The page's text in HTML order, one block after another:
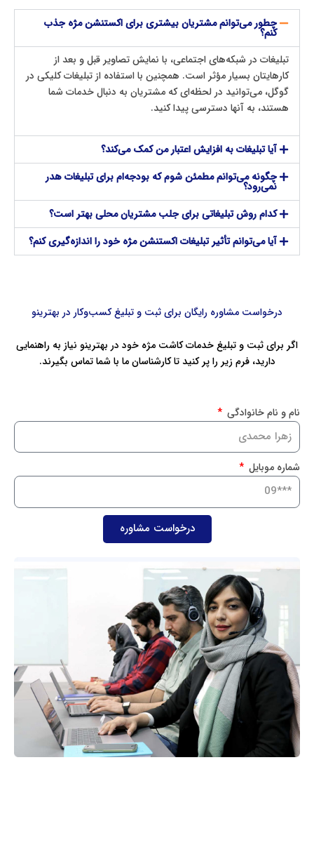
چطور می‌توانم مشتریان بیشتری برای اکستنشن مژه جذب
کنم؟
تبلیغات در شبکه‌های اجتماعی، با نمایش تصاویر قبل و بعد از
کارهایتان بسیار مؤثر است. همچنین با استفاده از تبلیغات کلیکی در
گوگل، می‌توانید در لحظه‌ای که مشتریان به دنبال خدمات شما
هستند، به آنها دسترسی پیدا کنید.
آیا تبلیغات به افزایش اعتبار من کمک می‌کند؟
چگونه می‌توانم مطمئن شوم که بودجه‌ام برای تبلیغات هدر
نمی‌رود؟
کدام روش تبلیغاتی برای جلب مشتریان محلی بهتر است؟
آیا می‌توانم تأثیر تبلیغات اکستنشن مژه خود را اندازه‌گیری کنم؟
درخواست مشاوره رایگان برای ثبت و تبلیغ کسب‌وکار در بهترینو
اگر برای ثبت و تبلیغ خدمات کاشت مژه خود در بهترینو نیاز به راهنمایی
دارید، فرم زیر را پر کنید تا کارشناسان ما با شما تماس بگیرند.
نام و نام خانوادگی
شماره موبایل
درخواست مشاوره